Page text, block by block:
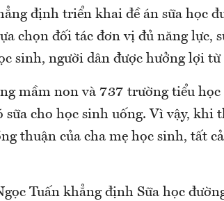
định triển khai đề án sữa học
chọn đối tác đơn vị đủ năng lực,
sinh, người dân được hưởng lợi từ
mầm non và 737 trường tiểu
cho học sinh uống. Vì vậy, khi
thuận của cha mẹ học sinh, tất cả
Tuấn khẳng định Sữa học